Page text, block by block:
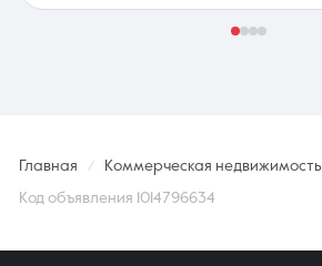
Главная Коммерческая недвижимость
Код объявления 1014796634